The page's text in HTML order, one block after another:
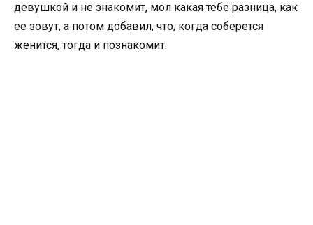
девушкой и не знакомит, мол какая тебе разница, как
ее зовут, а потом добавил, что, когда соберется
женится, тогда и познакомит.